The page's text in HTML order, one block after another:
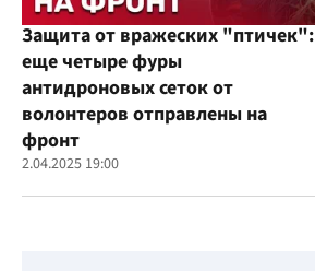
Защита от вражеских "птичек":
еще четыре фуры
антидроновых сеток от
волонтеров отправлены на
фронт
2.04.2025 19:00